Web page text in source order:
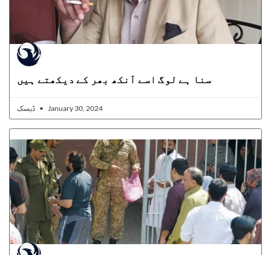
سنا ہے لوگ اسے آنکھ بھر کے دیکھتے ہیں
January 30, 2024